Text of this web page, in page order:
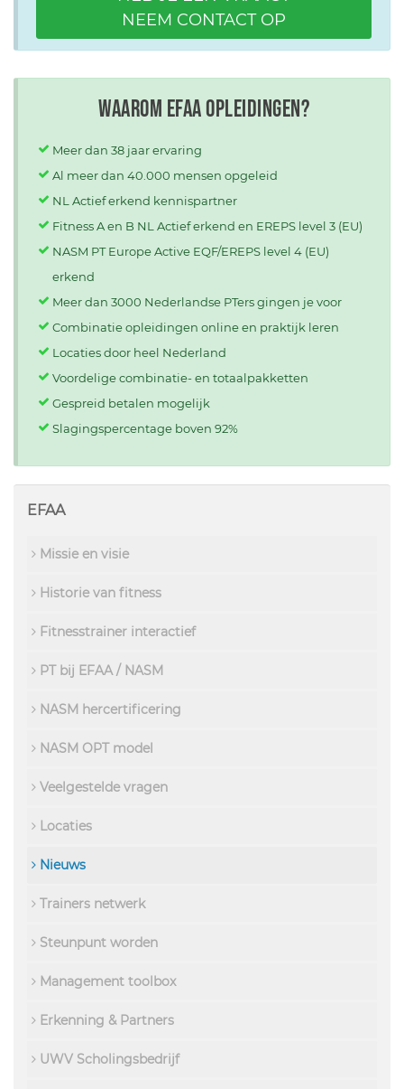
NEEM CONTACT OP
Waarom EFAA opleidingen?
Meer dan 38 jaar ervaring
Al meer dan 40.000 mensen opgeleid
NL Actief erkend kennispartner
Fitness A en B NL Actief erkend en EREPS level 3 (EU)
NASM PT Europe Active EQF/EREPS level 4 (EU)
erkend
Meer dan 3000 Nederlandse PTers gingen je voor
Combinatie opleidingen online en praktijk leren
Locaties door heel Nederland
Voordelige combinatie- en totaalpakketten
Gespreid betalen mogelijk
Slagingspercentage boven 92%
EFAA
Missie en visie
Historie van fitness
Fitnesstrainer interactief
PT bij EFAA / NASM
NASM hercertificering
NASM OPT model
Veelgestelde vragen
Locaties
Nieuws
Trainers netwerk
Steunpunt worden
Management toolbox
Erkenning & Partners
UWV Scholingsbedrijf